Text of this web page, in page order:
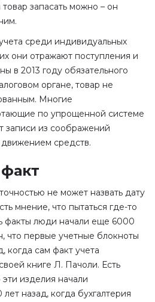
запасать можно – он
среди индивидуальных
они отражают поступления и
в 2013 году обязательного
органе, товар не
Многие
по упрощенной системе
записи из соображений
движением средств.
не может назвать дату
мнение, что пытаться где-то
факты люди начали еще 6000
что первые учетные блокноты
когда сам факт учета
книге Л. Пачоли. Есть
изделия начали
лет назад, когда бухгалтерия